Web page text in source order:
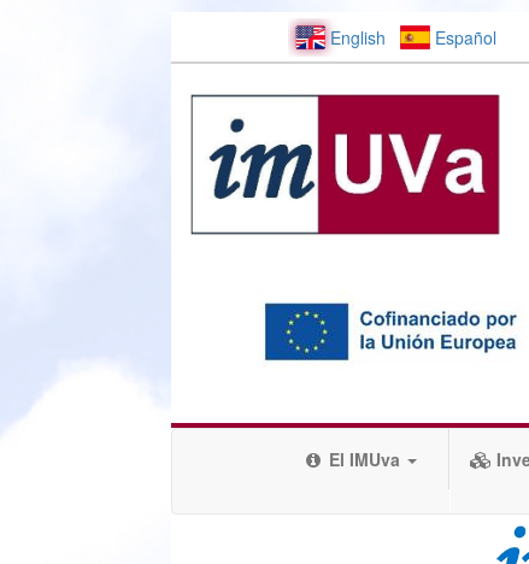
English Español
El IMUva